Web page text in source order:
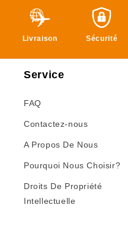
Livraison Sécurité
Service
FAQ
Contactez-nous
A Propos De Nous
Pourquoi Nous Choisir?
Droits De Propriété
Intellectuelle